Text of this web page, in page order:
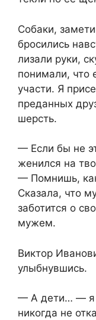
Собаки,
бросились
лизали руки,
понимали, что
участи. Я
преданных
шерсть.
— Если бы не
женился на
— Помнишь,
Сказала, что
заботится о
мужем.
Виктор
улыбнувшись.
— А дети… — я
никогда не